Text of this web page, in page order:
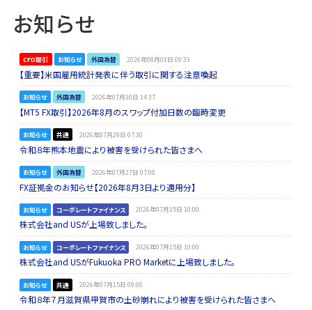
お知らせ
CFD取引 お知らせ 外国為替 2026年08月03日 09:33
【重要】米国雇用統計発表に伴う取引に関する注意喚起
お知らせ 外国為替 2026年07月30日 14:37
【MT5 FX取引】2026年8月のスワップ付加日数の臨時変更
お知らせ 共通 2026年07月29日 07:30
令和８年熊本地震により被害を受けられた皆さまへ
お知らせ 外国為替 2026年07月27日 07:00
FX証拠金のお知らせ【2026年8月3日より適用分】
お知らせ コーポレートファイナンス 2026年07月15日 10:00
株式会社and USが上場致しました。
お知らせ コーポレートファイナンス 2026年07月15日 10:00
株式会社and USがFukuoka PRO Marketに上場致しました。
お知らせ 共通 2026年07月15日 09:00
令和８年７月滋賀県甲賀市の土砂崩れにより被害を受けられた皆さまへ